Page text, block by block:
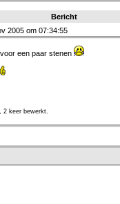
Bericht
2005 om 07:34:55
een paar stenen
2 keer bewerkt.